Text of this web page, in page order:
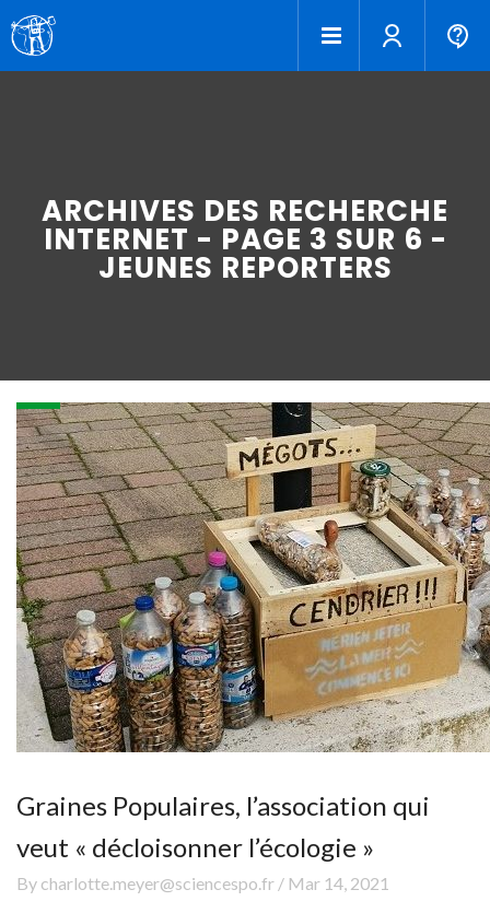
ARCHIVES DES RECHERCHE
INTERNET - PAGE 3 SUR 6 -
JEUNES REPORTERS
Graines Populaires, l’association qui
veut « décloisonner l’écologie »
By charlotte.meyer@sciencespo.fr / Mar 14, 2021